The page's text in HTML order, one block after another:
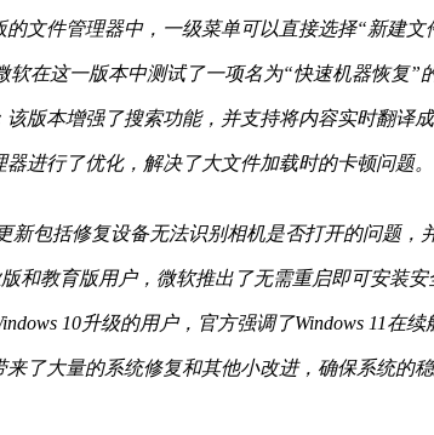
文件管理器中，一级菜单可以直接选择“新建文
软在这一版本中测试了一项名为“快速机器恢复”
版本增强了搜索功能，并支持将内容实时翻译
进行了优化，解决了大文件加载时的卡顿问
新包括修复设备无法识别相机是否打开的问题，
和教育版用户，微软推出了无需重启即可安装
10升级的用户，官方强调了Windows 11在续
了大量的系统修复和其他小改进，确保系统的稳